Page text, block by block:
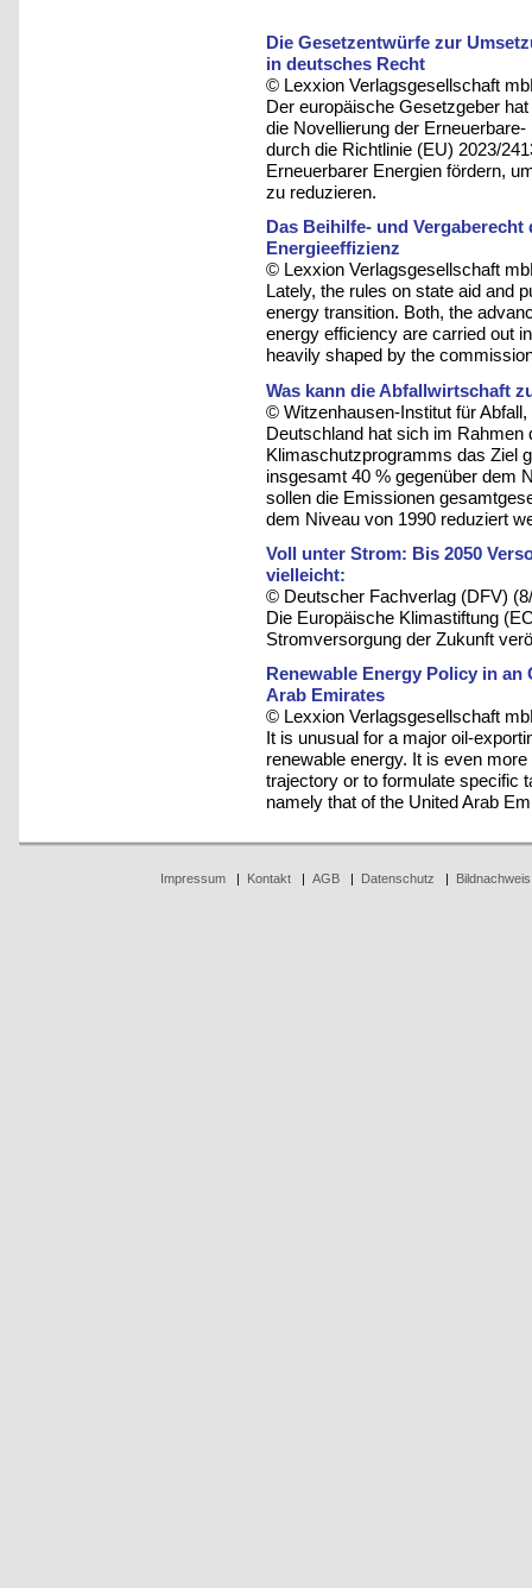
Die Gesetzentwürfe zur
in deutsches Recht
© Lexxion Verlagsgesellschaft
Der europäische Gesetzgeber
die Novellierung der
durch die Richtlinie (EU) 2023/
Erneuerbarer Energien fördern,
zu reduzieren.
Das Beihilfe- und
Energieeffizienz
© Lexxion Verlagsgesellschaft
Lately, the rules on state aid and
energy transition. Both, the
energy efficiency are carried out
heavily shaped by the
Was kann die Abfallwirtschaft
© Witzenhausen-Institut für
Deutschland hat sich im Rahmen
Klimaschutzprogramms das Ziel
insgesamt 40 % gegenüber dem
sollen die Emissionen
dem Niveau von 1990 reduziert
Voll unter Strom: Bis 2050
vielleicht:
© Deutscher Fachverlag (DFV)
Die Europäische Klimastiftung
Stromversorgung der Zukunft
Renewable Energy Policy in
Arab Emirates
© Lexxion Verlagsgesellschaft
It is unusual for a major oil-
renewable energy. It is even
trajectory or to formulate specific
namely that of the United Arab
Impressum| Kontakt| AGB| Datenschutz | Bildnachweis